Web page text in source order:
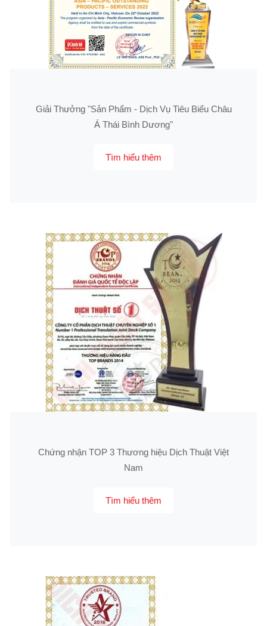
Giải Thưởng "Sản Phẩm - Dịch Vụ Tiêu Biểu Châu
Á Thái Bình Dương"
Tìm hiểu thêm
Chứng nhận TOP 3 Thương hiệu Dịch Thuật Việt
Nam
Tìm hiểu thêm